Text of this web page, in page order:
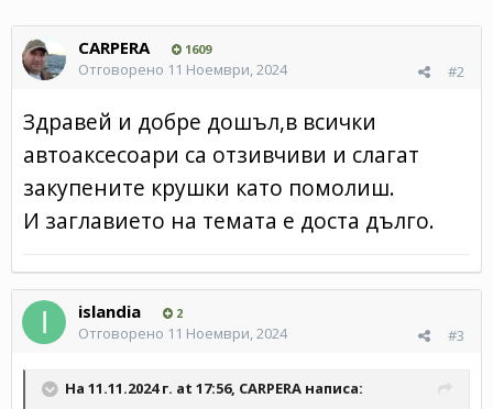
CARPERA 1609
#2
Отговорено 11 Ноември, 2024
Здравей и добре дошъл,в всички
автоаксесоари са отзивчиви и слагат
закупените крушки като помолиш.
И заглавието на темата е доста дълго.
islandia 2
#3
Отговорено 11 Ноември, 2024
На 11.11.2024 г. at 17:56, CARPERA написа: